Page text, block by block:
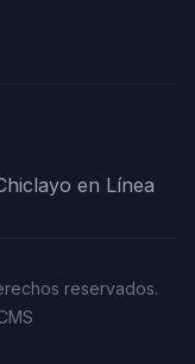
en Línea
reservados.